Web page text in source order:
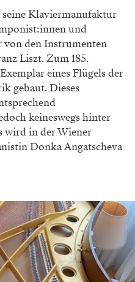
Klaviermanufaktur
und
von den Instrumenten
Liszt. Zum 185.
eines Flügels der
gebaut. Dieses
keineswegs hinter
wird in der Wiener
Donka Angatscheva